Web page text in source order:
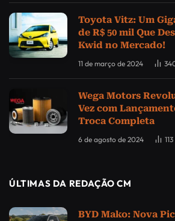
Toyota Vitz: Um
de R$ 50 mil Que
Kwid no Mercado!
11 de março de 2024
Wega Motors
Vez com
Troca Completa
6 de agosto de 2024 113
ÚLTIMAS DA REDAÇÃO CM
BYD Mako: Nova